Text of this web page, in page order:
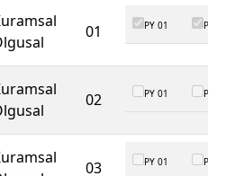
01 PY 01 PY 02
02 PY 01 PY 02
03 PY 01 PY 02